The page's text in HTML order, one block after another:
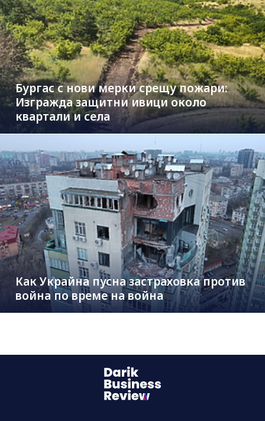
Бургас с нови мерки срещу пожари:
Изгражда защитни ивици около
квартали и села
Как Украйна пусна застраховка против
война по време на война